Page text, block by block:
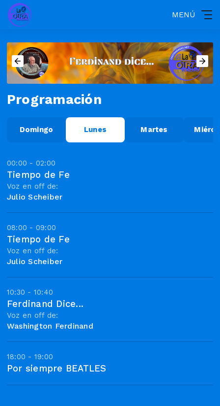
MENÚ
Programación
Domingo Lunes Martes
00:00 - 02:00
Tiempo de Fe
Voz en off de:
Julio Scheiber
08:00 - 09:00
Tiempo de Fe
Voz en off de:
Julio Scheiber
10:30 - 10:40
Ferdinand Dice...
Voz en off de:
Washington Ferdinand
18:00 - 19:00
Por siempre BEATLES